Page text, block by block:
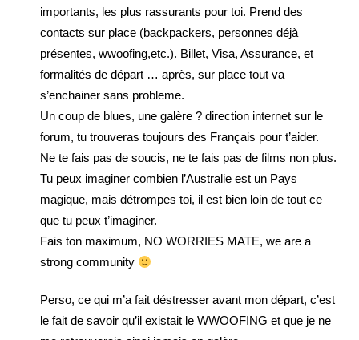
importants, les plus rassurants pour toi. Prend des
contacts sur place (backpackers, personnes déjà
présentes, wwoofing,etc.). Billet, Visa, Assurance, et
formalités de départ … après, sur place tout va
s’enchainer sans probleme.
Un coup de blues, une galère ? direction internet sur le
forum, tu trouveras toujours des Français pour t’aider.
Ne te fais pas de soucis, ne te fais pas de films non plus.
Tu peux imaginer combien l’Australie est un Pays
magique, mais détrompes toi, il est bien loin de tout ce
que tu peux t’imaginer.
Fais ton maximum, NO WORRIES MATE, we are a
strong community
Perso, ce qui m’a fait déstresser avant mon départ, c’est
le fait de savoir qu’il existait le WWOOFING et que je ne